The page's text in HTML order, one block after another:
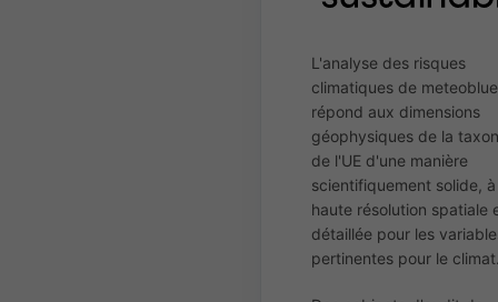
L'analyse des risques
climatiques de meteoblue
répond aux dimensions
géophysiques de la
de l'UE d'une manière
scientifiquement solide, à
haute résolution spatiale
détaillée pour les
pertinentes pour le